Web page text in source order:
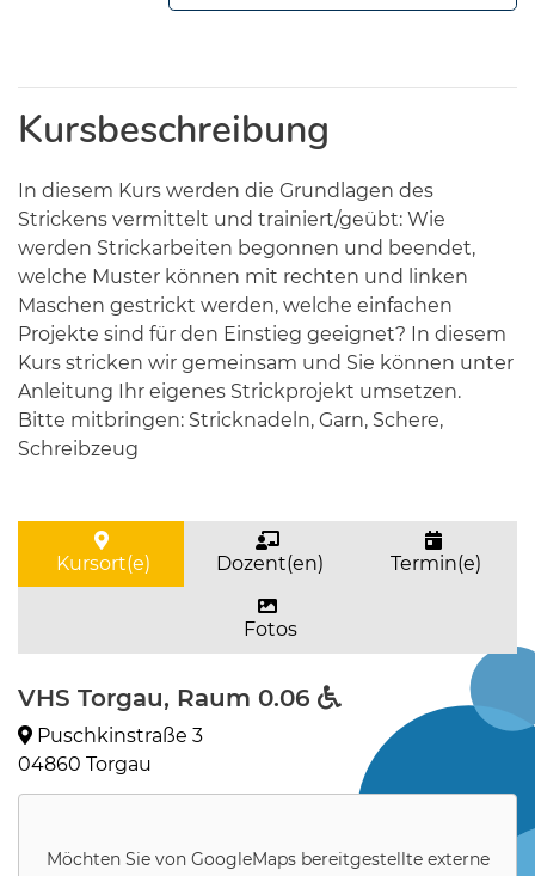
Kursbeschreibung
In diesem Kurs werden die Grundlagen des
Strickens vermittelt und trainiert/geübt: Wie
werden Strickarbeiten begonnen und beendet,
welche Muster können mit rechten und linken
Maschen gestrickt werden, welche einfachen
Projekte sind für den Einstieg geeignet? In diesem
Kurs stricken wir gemeinsam und Sie können unter
Anleitung Ihr eigenes Strickprojekt umsetzen.
Bitte mitbringen: Stricknadeln, Garn, Schere,
Schreibzeug
Kursort(e) Dozent(en) Termin(e)
Fotos
VHS Torgau, Raum 0.06
Puschkinstraße 3
04860 Torgau
Möchten Sie von GoogleMapsbereitgestellte externe